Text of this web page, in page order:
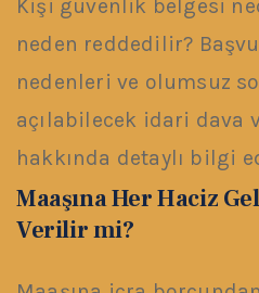
Kişi güvenlik belgesi
neden reddedilir?
nedenleri ve olumsuz
açılabilecek idari dava
hakkında detaylı bilgi
Maaşına Her Haciz
Verilir mi?